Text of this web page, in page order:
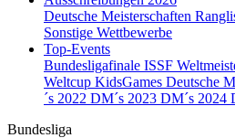
Deutsche Meisterschaften
Sonstige Wettbewerbe
Top-Events
Bundesligafinale ISSF
Weltcup KidsGames Deutsche
´s 2022 DM´s 2023 DM´s 2024
Bundesliga